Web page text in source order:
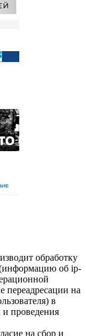
обработку
(информацию об ip-
переадресации на
в
проведения
на сбор и